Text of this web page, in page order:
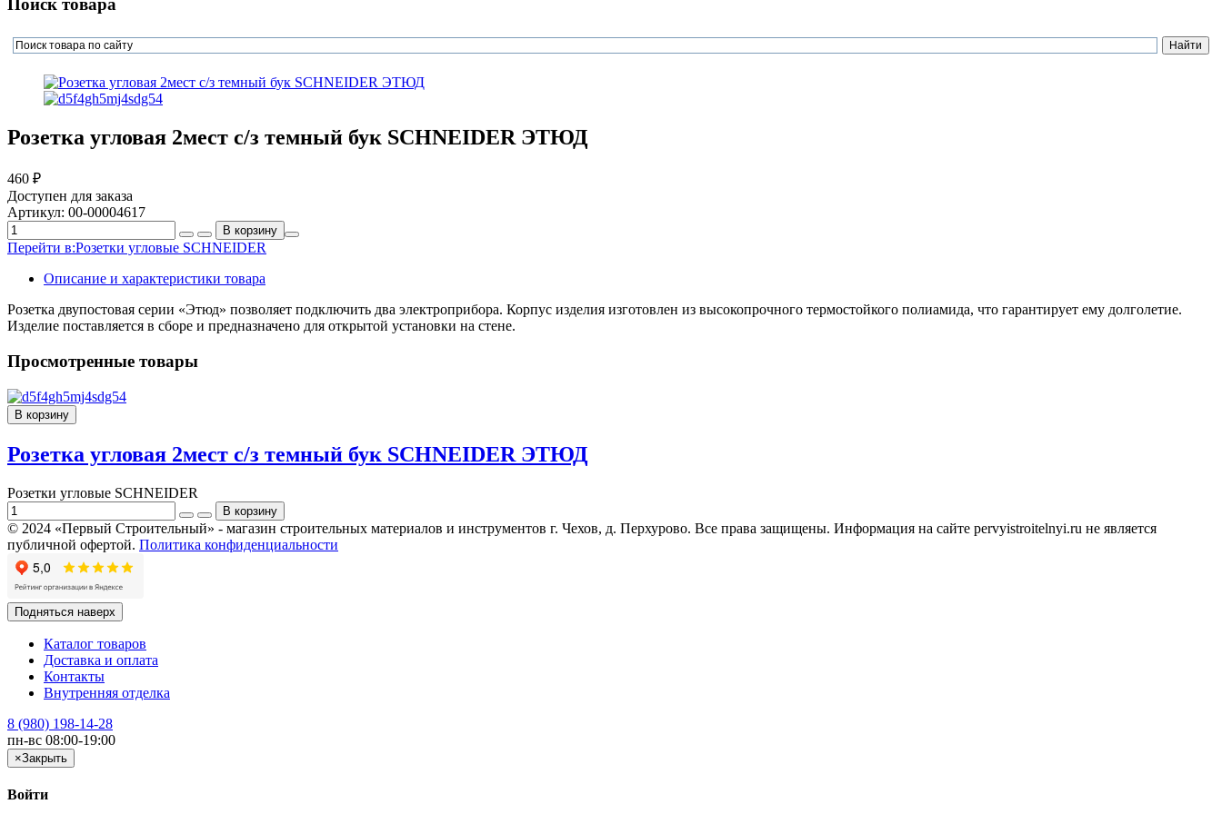
Поиск товара
Розетка угловая 2мест c/з темный бук SCHNEIDER ЭТЮД
460 ₽
Доступен для заказа
Артикул: 00-00004617
Перейти в:Розетки угловые SCHNEIDER
Описание и характеристики товара
Розетка двупостовая серии «Этюд» позволяет подключить два электроприбора. Корпус изделия изготовлен из высокопрочного термостойкого полиамида, что гарантирует ему долголетие.
Изделие поставляется в сборе и предназначено для открытой установки на стене.
Просмотренные товары
В корзину
Розетка угловая 2мест c/з темный бук SCHNEIDER ЭТЮД
Розетки угловые SCHNEIDER
© 2024 «Первый Строительный» - магазин строительных материалов и инструментов г. Чехов, д. Перхурово. Все права защищены. Информация на сайте pervyistroitelnyi.ru не является
публичной офертой. Политика конфиденциальности
Подняться наверх
Каталог товаров
Доставка и оплата
Контакты
Внутренняя отделка
8 (980) 198-14-28
пн-вс 08:00-19:00
×Закрыть
Войти